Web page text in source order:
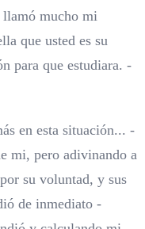
mucho mi
que usted es su
para que estudiara. -
en esta situación... -
mi, pero adivinando a
su voluntad, y sus
de inmediato -